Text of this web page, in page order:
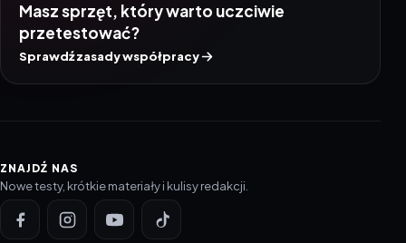
Masz sprzęt, który warto uczciwie
przetestować?
Sprawdź zasady współpracy
ZNAJDŹ NAS
Nowe testy, krótkie materiały i kulisy redakcji.